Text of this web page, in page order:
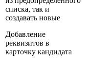
списка, так и
создавать новые
Добавление
реквизитов в
карточку кандидата